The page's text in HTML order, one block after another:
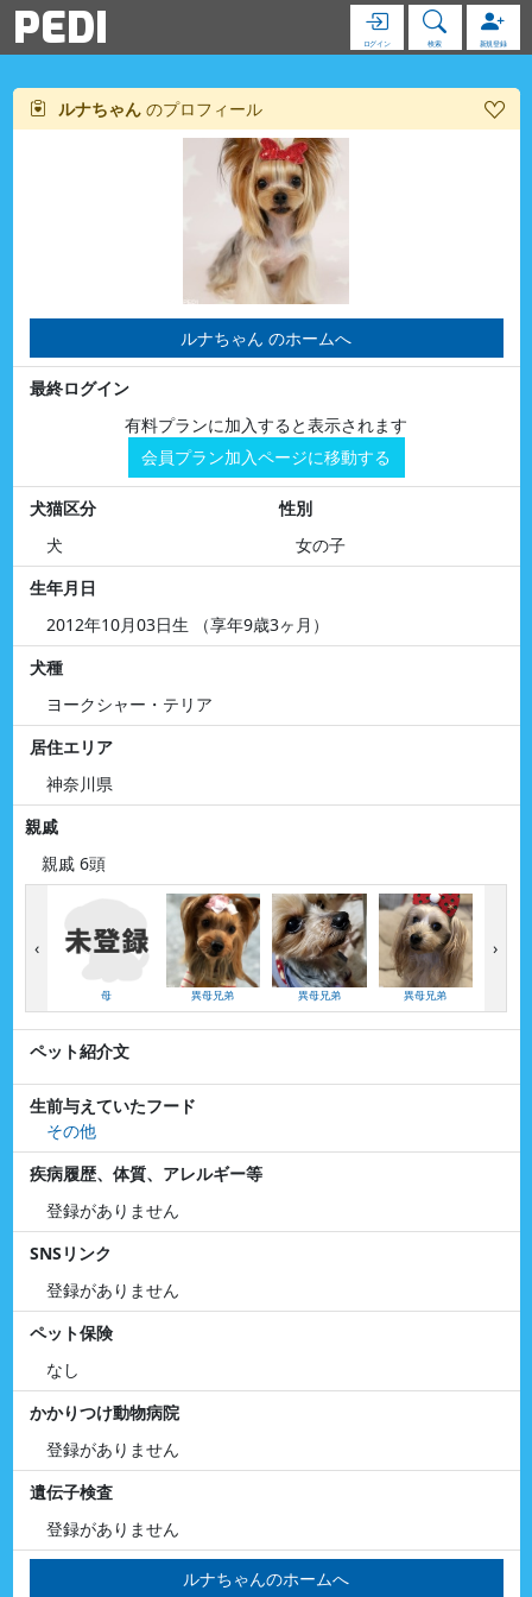
PEDI ログイン 検索 新規登録
ルナちゃん のプロフィール
ルナちゃん のホームへ
最終ログイン
有料プランに加入すると表示されます
会員プラン加入ページに移動する
犬猫区分
犬
性別
女の子
生年月日
2012年10月03日生 （享年9歳3ヶ月）
犬種
ヨークシャー・テリア
居住エリア
神奈川県
親戚
親戚 6頭
母 異母兄弟 異母兄弟 異母兄弟
‹ ›
ペット紹介文
生前与えていたフード
その他
疾病履歴、体質、アレルギー等
登録がありません
SNSリンク
登録がありません
ペット保険
なし
かかりつけ動物病院
登録がありません
遺伝子検査
登録がありません
ルナちゃんのホームへ